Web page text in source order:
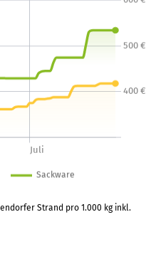
Strand pro 1.000 kg inkl.